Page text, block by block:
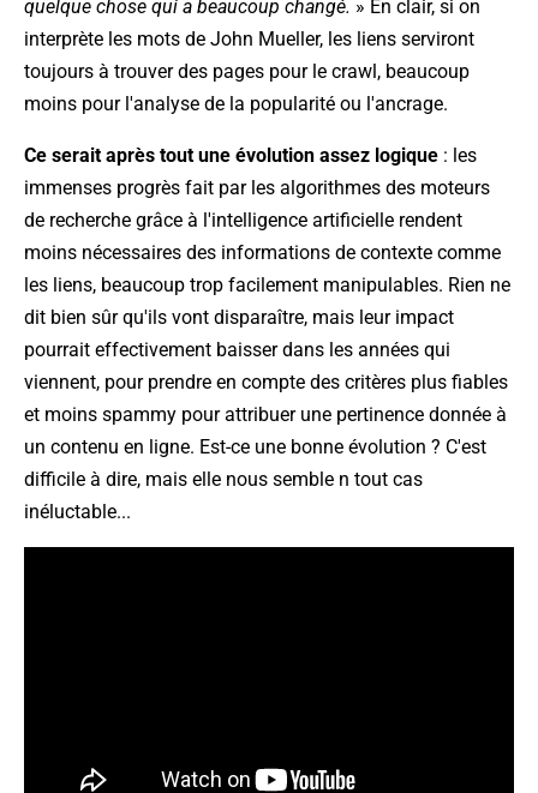
quelque chose qui a beaucoup changé. » En clair, si on
interprète les mots de John Mueller, les liens serviront
toujours à trouver des pages pour le crawl, beaucoup
moins pour l'analyse de la popularité ou l'ancrage.
Ce serait après tout une évolution assez logique : les
immenses progrès fait par les algorithmes des moteurs
de recherche grâce à l'intelligence artificielle rendent
moins nécessaires des informations de contexte comme
les liens, beaucoup trop facilement manipulables. Rien ne
dit bien sûr qu'ils vont disparaître, mais leur impact
pourrait effectivement baisser dans les années qui
viennent, pour prendre en compte des critères plus fiables
et moins spammy pour attribuer une pertinence donnée à
un contenu en ligne. Est-ce une bonne évolution ? C'est
difficile à dire, mais elle nous semble n tout cas
inéluctable...